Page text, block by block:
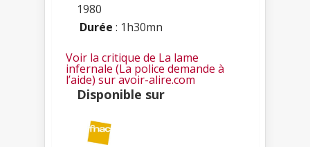
1980
Durée : 1h30mn
Voir la critique de La lame
infernale (La police demande à
l’aide) sur avoir-alire.com
Disponible sur